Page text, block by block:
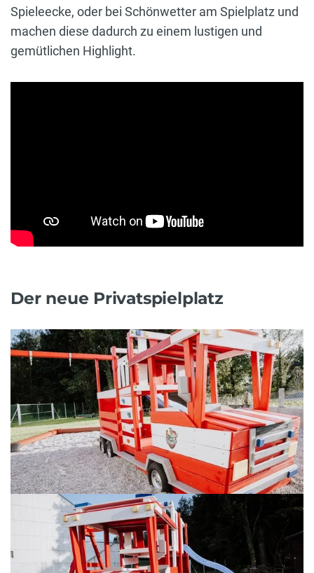
Spieleecke, oder bei Schönwetter am Spielplatz und
machen diese dadurch zu einem lustigen und
gemütlichen Highlight.
Der neue Privatspielplatz